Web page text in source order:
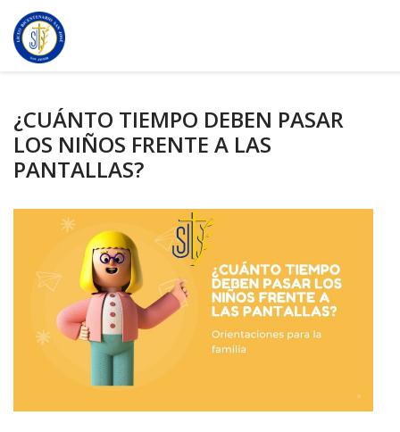
¿CUÁNTO TIEMPO DEBEN PASAR
LOS NIÑOS FRENTE A LAS
PANTALLAS?